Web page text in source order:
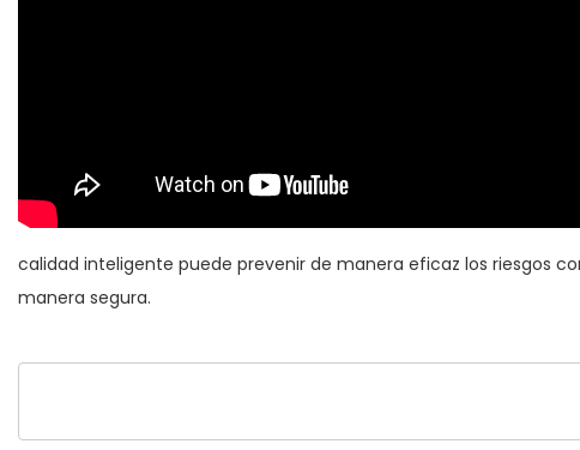
calidad inteligente puede prevenir de manera eficaz los riesgos
manera segura.